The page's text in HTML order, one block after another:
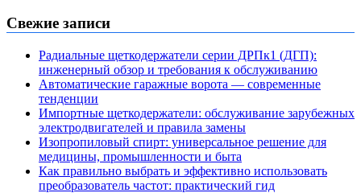
Свежие записи
Радиальные щеткодержатели серии ДРПк1 (ДГП):
инженерный обзор и требования к обслуживанию
Автоматические гаражные ворота — современные
тенденции
Импортные щеткодержатели: обслуживание зарубежных
электродвигателей и правила замены
Изопропиловый спирт: универсальное решение для
медицины, промышленности и быта
Как правильно выбрать и эффективно использовать
преобразователь частот: практический гид